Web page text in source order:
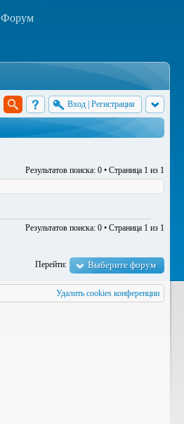
Форум
Вход Регистрация
Результатов поиска: 0 • Страница 1 из 1
Результатов поиска: 0 • Страница 1 из 1
Перейти:
Выберите форум
Удалить cookies конференции